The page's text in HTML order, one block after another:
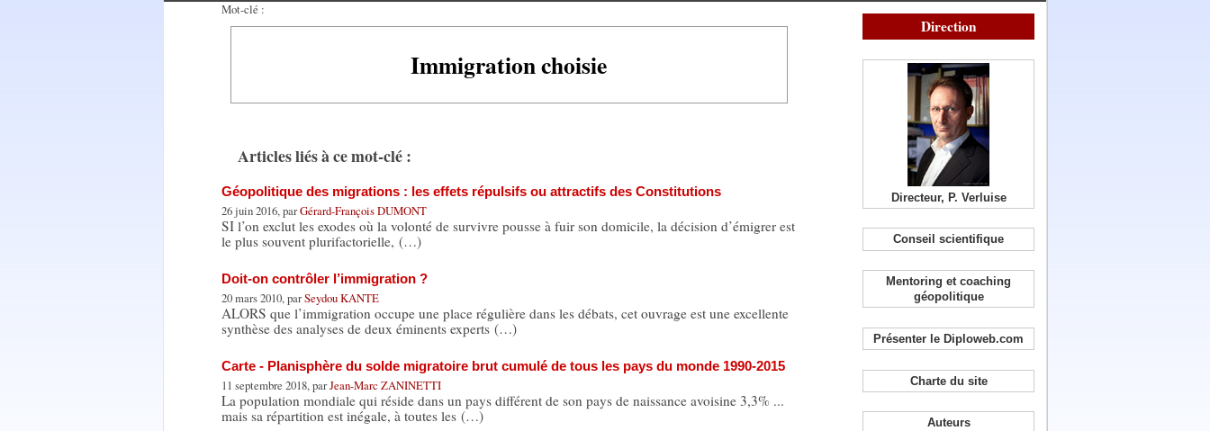
Mot-clé :
Immigration choisie
Articles liés à ce mot-clé :
Géopolitique des migrations : les effets répulsifs ou attractifs des Constitutions
26 juin 2016, parGérard-François DUMONT
SI l’on exclut les exodes où la volonté de survivre pousse à fuir son domicile, la décision d’émigrer est
le plus souvent plurifactorielle, (…)
Doit-on contrôler l’immigration ?
20 mars 2010, parSeydou KANTE
ALORS que l’immigration occupe une place régulière dans les débats, cet ouvrage est une excellente
synthèse des analyses de deux éminents experts (…)
Carte - Planisphère du solde migratoire brut cumulé de tous les pays du monde 1990-2015
11 septembre 2018, parJean-Marc ZANINETTI
La population mondiale qui réside dans un pays différent de son pays de naissance avoisine 3,3% ...
mais sa répartition est inégale, à toutes les (…)
Direction
Directeur, P. Verluise
Conseil scientifique
Mentoring et coaching
géopolitique
Présenter le Diploweb.com
Charte du site
Auteurs